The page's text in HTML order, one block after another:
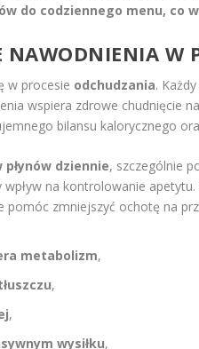
do codziennego menu, co
NAWODNIENIA W
w procesie odchudzania.
wspiera zdrowe chudnięcie
bilansu kalorycznego
płynów dziennie, szczególnie
na kontrolowanie
pomóc zmniejszyć ochotę na
metabolizm,
,
,
wysiłku,